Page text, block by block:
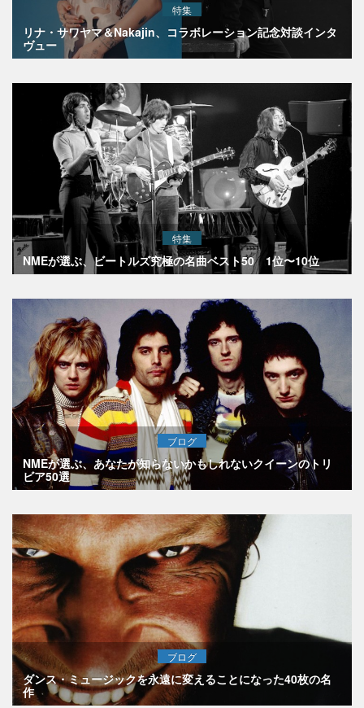
特集
リナ・サワヤマ＆Nakajin、コラボレーション記念対談インタ
ヴュー
特集
NMEが選ぶ、ビートルズ究極の名曲ベスト50 1位〜10位
ブログ
NMEが選ぶ、あなたが知らないかもしれないクイーンのトリ
ビア50選
ブログ
ダンス・ミュージックを永遠に変えることになった40枚の名
作